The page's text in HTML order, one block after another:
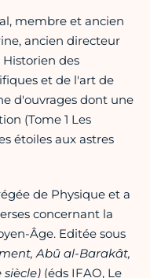
membre et ancien
ancien directeur
des
et de l'art de
d'ouvrages dont une
(Tome 1 Les
étoiles aux astres
de Physique et a
concernant la
Âge. Editée sous
Abû al-Barakât,
siècle) (éds IFAO, Le